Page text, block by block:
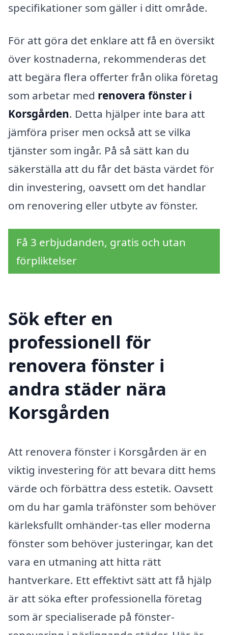
specifikationer som gäller i ditt område.
För att göra det enklare att få en översikt
över kostnaderna, rekommenderas det
att begära flera offerter från olika företag
som arbetar med renovera fönster i
Korsgården. Detta hjälper inte bara att
jämföra priser men också att se vilka
tjänster som ingår. På så sätt kan du
säkerställa att du får det bästa värdet för
din investering, oavsett om det handlar
om renovering eller utbyte av fönster.
Få 3 erbjudanden, gratis och utan
förpliktelser
Sök efter en
professionell för
renovera fönster i
andra städer nära
Korsgården
Att renovera fönster i Korsgården är en
viktig investering för att bevara ditt hems
värde och förbättra dess estetik. Oavsett
om du har gamla träfönster som behöver
kärleksfullt omhänder-tas eller moderna
fönster som behöver justeringar, kan det
vara en utmaning att hitta rätt
hantverkare. Ett effektivt sätt att få hjälp
är att söka efter professionella företag
som är specialiserade på fönster-